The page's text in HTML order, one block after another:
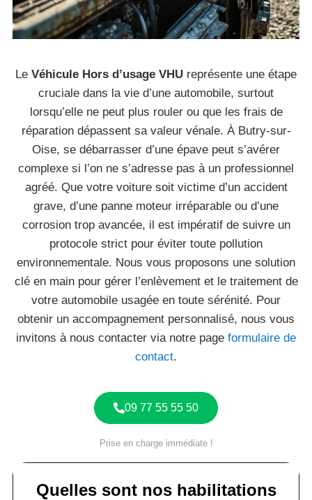
Le Véhicule Hors d’usage VHU représente une étape
cruciale dans la vie d’une automobile, surtout
lorsqu’elle ne peut plus rouler ou que les frais de
réparation dépassent sa valeur vénale. À Butry-sur-
Oise, se débarrasser d’une épave peut s’avérer
complexe si l’on ne s’adresse pas à un professionnel
agréé. Que votre voiture soit victime d’un accident
grave, d’une panne moteur irréparable ou d’une
corrosion trop avancée, il est impératif de suivre un
protocole strict pour éviter toute pollution
environnementale. Nous vous proposons une solution
clé en main pour gérer l’enlèvement et le traitement de
votre automobile usagée en toute sérénité. Pour
obtenir un accompagnement personnalisé, nous vous
invitons à nous contacter via notre page formulaire de
contact.
09 77 55 55 50
Prise en charge immédiate !
Quelles sont nos habilitations